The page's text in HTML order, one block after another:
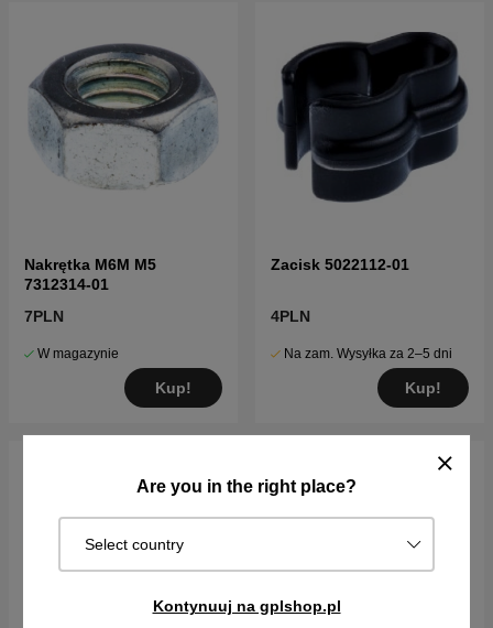
Are you in the right place?
Select country
Kontynuuj na gplshop.pl
Nakrętka M6M M5
7312314-01
7PLN
W magazynie
Kup!
Zacisk 5022112-01
4PLN
Na zam. Wysyłka za 2–5 dni
Kup!